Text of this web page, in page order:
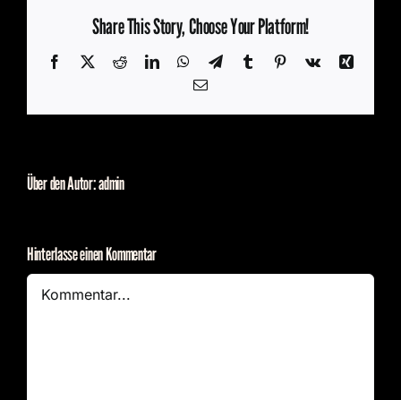
Share This Story, Choose Your Platform!
Facebook
X RedditLinkedInWhatsApp
TelegramTumblr Pinterest
Vk
Xing
E-
Über den Autor:admin
Hinterlasse einen Kommentar
Kommentar